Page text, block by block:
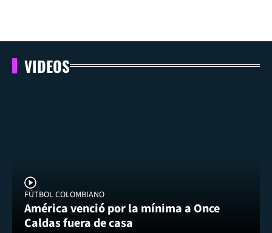
VIDEOS
FÚTBOL COLOMBIANO
América venció por la mínima a Once
Caldas fuera de casa